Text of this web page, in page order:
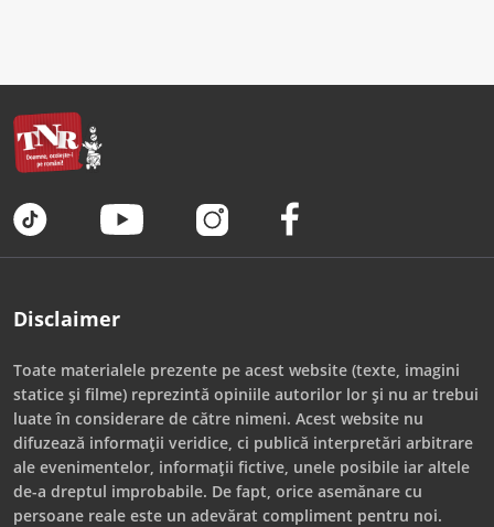
Disclaimer
Toate materialele prezente pe acest website (texte, imagini
statice și filme) reprezintă opiniile autorilor lor și nu ar trebui
luate în considerare de către nimeni. Acest website nu
difuzează informații veridice, ci publică interpretări arbitrare
ale evenimentelor, informații fictive, unele posibile iar altele
de-a dreptul improbabile. De fapt, orice asemănare cu
persoane reale este un adevărat compliment pentru noi.